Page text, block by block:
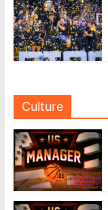
Culture